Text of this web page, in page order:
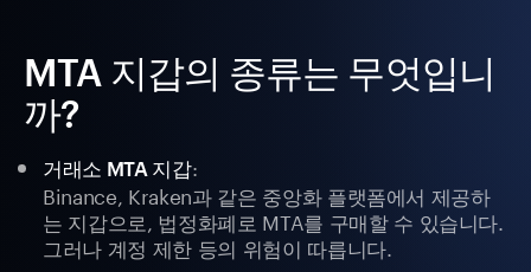
MTA 지갑의 종류는 무엇입니
까?
거래소 MTA 지갑:
Binance, Kraken과 같은 중앙화 플랫폼에서 제공하
는 지갑으로, 법정화폐로 MTA를 구매할 수 있습니다.
그러나 계정 제한 등의 위험이 따릅니다.